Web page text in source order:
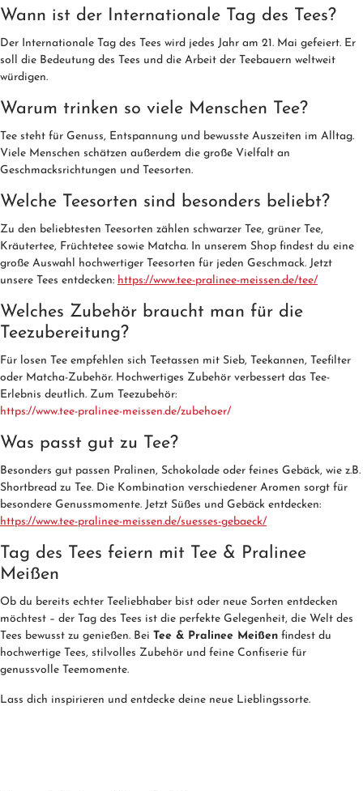
Wann ist der Internationale Tag des Tees?
Der Internationale Tag des Tees wird jedes Jahr am 21. Mai gefeiert. Er
soll die Bedeutung des Tees und die Arbeit der Teebauern weltweit
würdigen.
Warum trinken so viele Menschen Tee?
Tee steht für Genuss, Entspannung und bewusste Auszeiten im Alltag.
Viele Menschen schätzen außerdem die große Vielfalt an
Geschmacksrichtungen und Teesorten.
Welche Teesorten sind besonders beliebt?
Zu den beliebtesten Teesorten zählen schwarzer Tee, grüner Tee,
Kräutertee, Früchtetee sowie Matcha. In unserem Shop findest du eine
große Auswahl hochwertiger Teesorten für jeden Geschmack. Jetzt
unsere Tees entdecken: https://www.tee-pralinee-meissen.de/tee/
Welches Zubehör braucht man für die
Teezubereitung?
Für losen Tee empfehlen sich Teetassen mit Sieb, Teekannen, Teefilter
oder Matcha-Zubehör. Hochwertiges Zubehör verbessert das Tee-
Erlebnis deutlich. Zum Teezubehör:
https://www.tee-pralinee-meissen.de/zubehoer/
Was passt gut zu Tee?
Besonders gut passen Pralinen, Schokolade oder feines Gebäck, wie z.B.
Shortbread zu Tee. Die Kombination verschiedener Aromen sorgt für
besondere Genussmomente. Jetzt Süßes und Gebäck entdecken:
https://www.tee-pralinee-meissen.de/suesses-gebaeck/
Tag des Tees feiern mit Tee & Pralinee
Meißen
Ob du bereits echter Teeliebhaber bist oder neue Sorten entdecken
möchtest – der Tag des Tees ist die perfekte Gelegenheit, die Welt des
Tees bewusst zu genießen. Bei Tee & Pralinee Meißen findest du
hochwertige Tees, stilvolles Zubehör und feine Confiserie für
genussvolle Teemomente.
Lass dich inspirieren und entdecke deine neue Lieblingssorte.